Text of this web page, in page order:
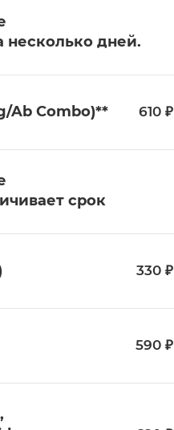
несколько дней.
Ab Combo)** 610 ₽
срок
330 ₽
590 ₽